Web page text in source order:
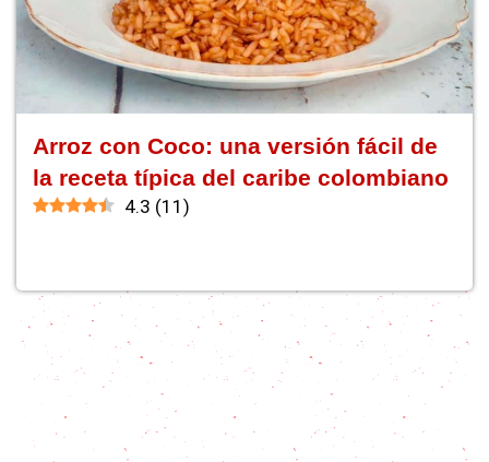
Arroz con Coco: una versión fácil de
la receta típica del caribe colombiano
4.3 (11 )